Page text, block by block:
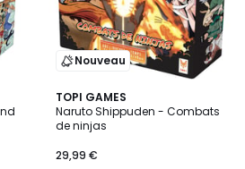
Nouveau
TOPI GAMES
Naruto Shippuden - Combats
de ninjas
29,99 €